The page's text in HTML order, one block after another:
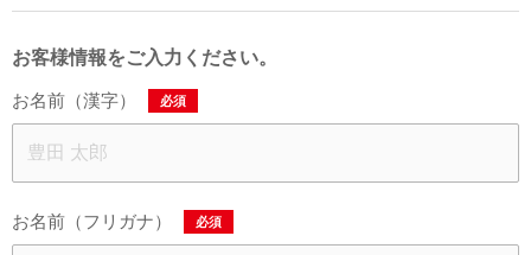
お客様情報をご入力ください。
お名前（漢字） 必須
お名前（フリガナ） 必須